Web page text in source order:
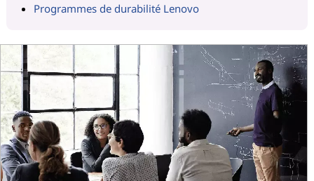
Programmes de durabilité Lenovo